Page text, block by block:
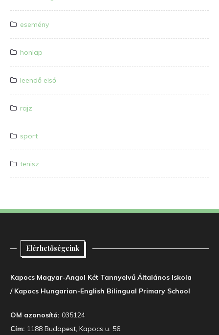
esemény
honlap
leendő első
rajz
sport
tenisz
Elérhetőségeink
Kapocs Magyar-Angol Két Tannyelvű Általános Iskola
/ Kapocs Hungarian-English Bilingual Primary School
OM azonosító: 035124
Cím: 1188 Budapest, Kapocs u. 56.